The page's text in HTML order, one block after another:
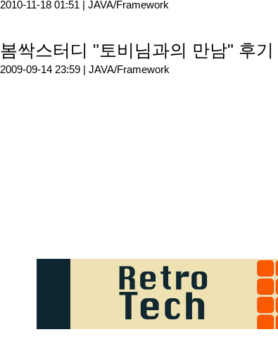
2010-11-18 01:51 | JAVA/Framework
봄싹스터디 "토비님과의 만남" 후기
2009-09-14 23:59 | JAVA/Framework